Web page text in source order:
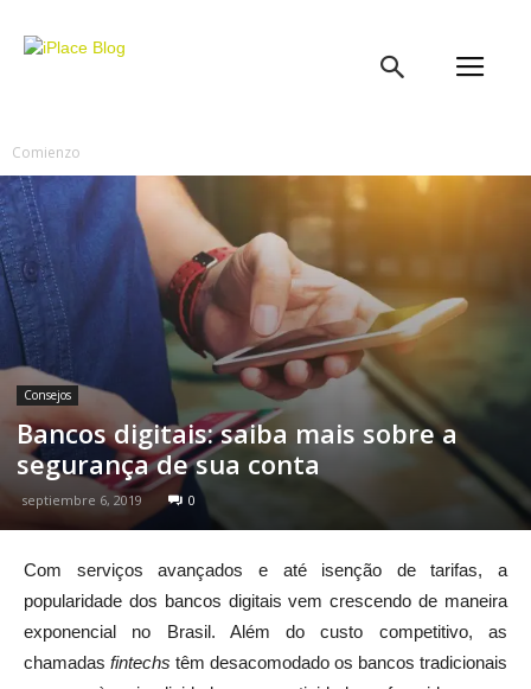
Comienzo
Consejos
Bancos digitais: saiba mais sobre a
segurança de sua conta
septiembre 6, 2019 0
Com serviços avançados e até isenção de tarifas, a
popularidade dos bancos digitais vem crescendo de maneira
exponencial no Brasil. Além do custo competitivo, as
chamadas fintechs têm desacomodado os bancos tradicionais